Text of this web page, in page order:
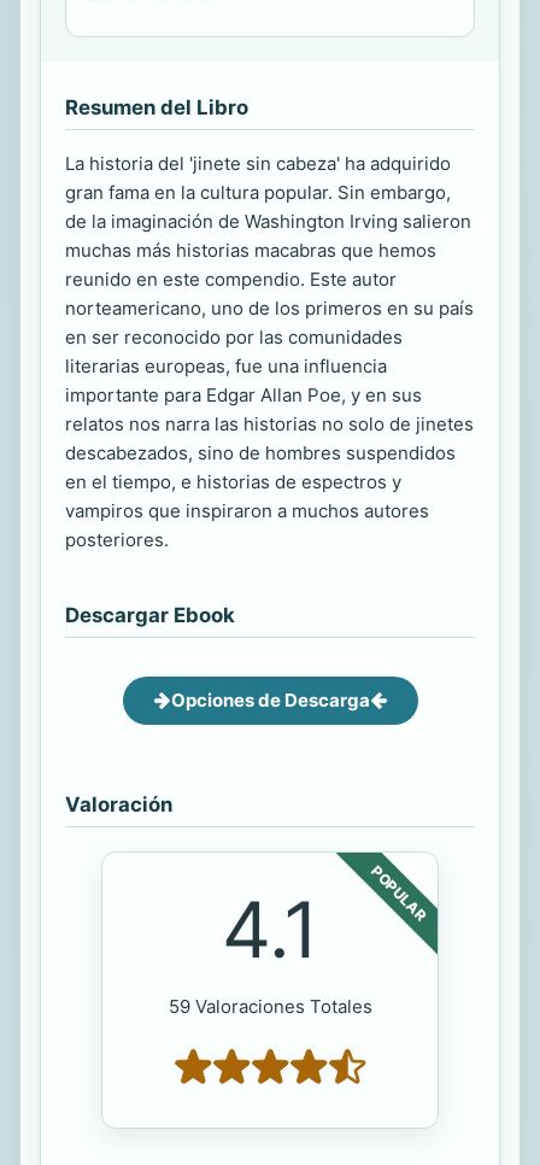
Resumen del Libro
La historia del 'jinete sin cabeza' ha adquirido
gran fama en la cultura popular. Sin embargo,
de la imaginación de Washington Irving salieron
muchas más historias macabras que hemos
reunido en este compendio. Este autor
norteamericano, uno de los primeros en su país
en ser reconocido por las comunidades
literarias europeas, fue una influencia
importante para Edgar Allan Poe, y en sus
relatos nos narra las historias no solo de jinetes
descabezados, sino de hombres suspendidos
en el tiempo, e historias de espectros y
vampiros que inspiraron a muchos autores
posteriores.
Descargar Ebook
Opciones de Descarga
Valoración
POPULAR
4.1
59 Valoraciones Totales